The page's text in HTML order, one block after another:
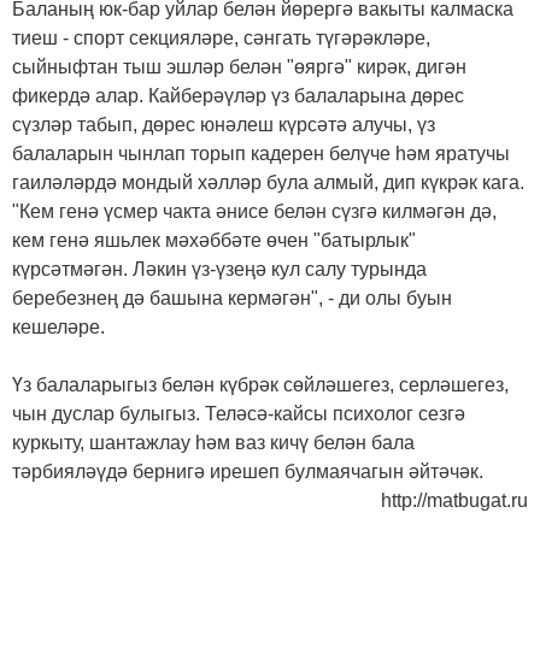
Баланың юк-бар уйлар белән йөрергә вакыты калмаска
тиеш - спорт секцияләре, сәнгать түгәрәкләре,
сыйныфтан тыш эшләр белән "өяргә" кирәк, дигән
фикердә алар. Кайберәүләр үз балаларына дөрес
сүзләр табып, дөрес юнәлеш күрсәтә алучы, үз
балаларын чынлап торып кадерен белүче һәм яратучы
гаиләләрдә мондый хәлләр була алмый, дип күкрәк кага.
"Кем генә үсмер чакта әнисе белән сүзгә килмәгән дә,
кем генә яшьлек мәхәббәте өчен "батырлык"
күрсәтмәгән. Ләкин үз-үзеңә кул салу турында
беребезнең дә башына кермәгән", - ди олы буын
кешеләре.
Үз балаларыгыз белән күбрәк сөйләшегез, серләшегез,
чын дуслар булыгыз. Теләсә-кайсы психолог сезгә
куркыту, шантажлау һәм ваз кичү белән бала
тәрбияләүдә бернигә ирешеп булмаячагын әйтәчәк.
http://matbugat.ru